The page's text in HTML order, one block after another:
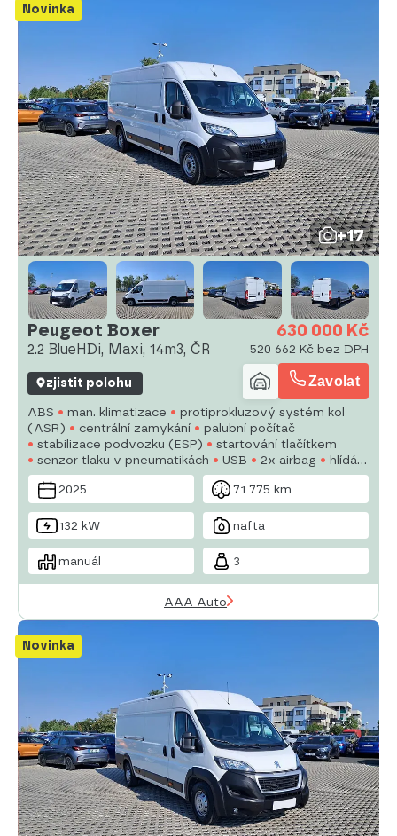
Novinka
+17
Peugeot Boxer
2.2 BlueHDi, Maxi, 14m3, ČR
630 000 Kč
520 662 Kč bez DPH
zjistit polohu Zavolat
ABS man. klimatizace
protiprokluzový systém kol
(ASR)
centrální zamykání
palubní počítač
stabilizace podvozku (ESP)
startování tlačítkem
senzor tlaku v pneumatikách
USB 2x airbag
hlídání
jízdního pruhu
parkovací asistent posilovač řízení
el.
okna
autorádio
2025 71 775 km
132 kW nafta
manuál 3
AAA Auto
Novinka